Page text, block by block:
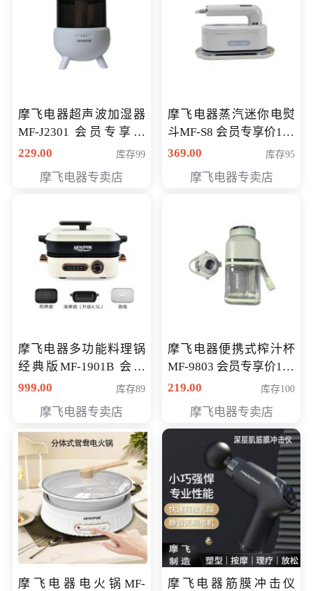
摩飞电器超声波加湿器
MF-J2301 会员专享价
168元
229.00 库存99
摩飞电器专卖店
摩飞电器蒸汽迷你电熨
斗MF-S8 会员专享价168
元
369.00 库存95
摩飞电器专卖店
摩飞电器多功能料理锅
经典版MF-1901B 会员
专享价399元
999.00 库存89
摩飞电器专卖店
摩飞电器便携式榨汁杯
MF-9803 会员专享价138
元
219.00 库存100
摩飞电器专卖店
摩飞电器电火锅MF-
摩飞电器筋膜冲击仪